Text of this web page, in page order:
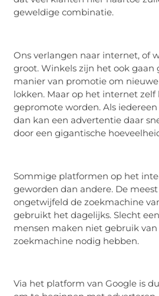
geweldige combinatie.
Ons verlangen naar internet, of
groot. Winkels zijn het ook gaan
manier van promotie om
lokken. Maar op het internet
gepromote worden. Als
dan kan een advertentie daar
door een gigantische
Sommige platformen op het
geworden dan andere. De
ongetwijfeld de zoekmachine
gebruikt het dagelijks. Slecht
mensen maken niet gebruik van
zoekmachine nodig hebben.
Via het platform van Google is